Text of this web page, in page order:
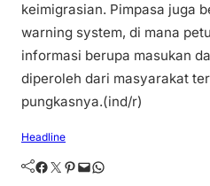
keimigrasian. Pimpasa juga
warning system, di mana
informasi berupa masukan
diperoleh dari masyarakat
pungkasnya.(ind/r)
Headline
Facebook Twitter Pinterest Mail WhatsApp